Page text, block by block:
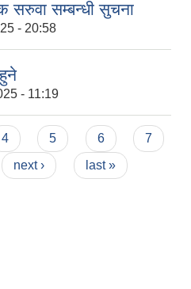
सरुवा सम्बन्धी सुचना
- 20:58
- 11:19
4 5 6
7
next › last »